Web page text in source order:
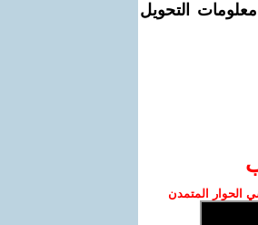
التحويل
الحوار المتمدن